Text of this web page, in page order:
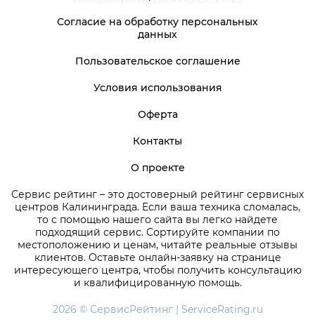
Сервис рейтинг – это достоверный рейтинг сервисных
центров Калининграда. Если ваша техника сломалась,
то с помощью нашего сайта вы легко найдете
подходящий сервис. Сортируйте компании по
местоположению и ценам, читайте реальные отзывы
клиентов. Оставьте онлайн-заявку на странице
интересующего центра, чтобы получить консультацию
и квалифицированную помощь.
2026 © СервисРейтинг | ServiceRating.ru
Согласие на обработку персональных
данных
Пользовательское соглашение
Условия использования
Оферта
Контакты
О проекте